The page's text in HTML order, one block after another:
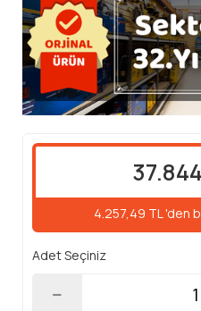
4.257,49 TL 'den
Adet Seçiniz